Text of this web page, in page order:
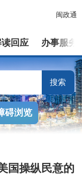
闽政通
回应 办事服务
搜索
碍浏览
国操纵民意的